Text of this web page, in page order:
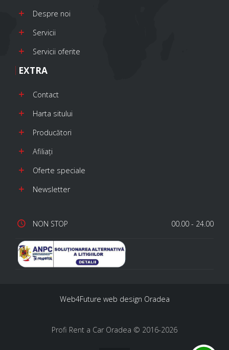
Despre noi
Servicii
Servicii oferite
EXTRA
Contact
Harta sitului
Producători
Afiliaţi
Oferte speciale
Newsletter
NON STOP 00.00 - 24.00
Web4Future web design Oradea
Profi Rent a Car Oradea © 2016-2026